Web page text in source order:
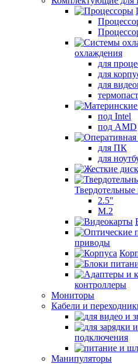
охлаждения
для
для
для
под Intel
под AMD
для ПК
для
Твердотельные
2.5"
M.2
приводы
контроллеры
Мониторы
Кабели и
подключения
Манипуляторы